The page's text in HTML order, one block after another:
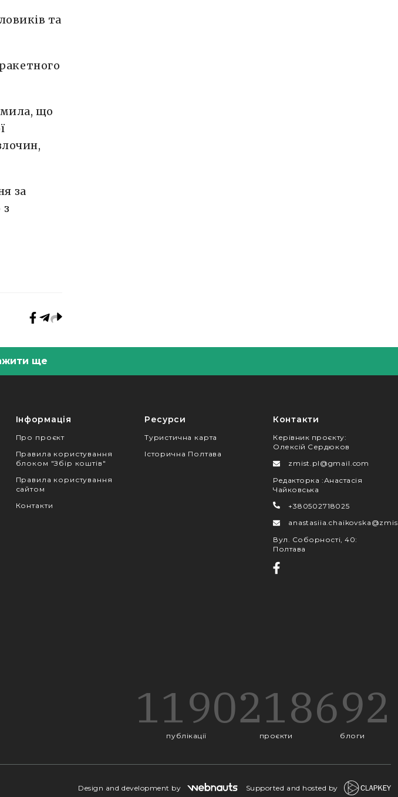
та
що
за
ще
Інформація
Про проєкт
Правила користування
блоком "Збір коштів"
Правила користування
сайтом
Контакти
Ресурси
Туристична карта
Історична Полтава
Контакти
Керівник проєкту:
Олексій Сердюков
zmist.pl@gmail.com
Редакторка :Анастасія
Чайковська
+380502718025
Вул. Соборності, 40:
Полтава
1190
публікації
218
проєкти
692
блоги
Design and development by Supported and hosted by